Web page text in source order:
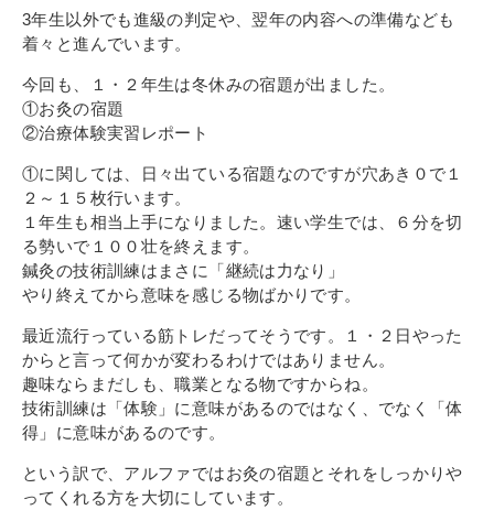
個人情報の取り扱いについて
1号館総合受付：〒194-0022 東京都町田市森野1-7-8
TEL：042-729-1026 (平日8時30分〜17時30分)
3年生以外でも進級の判定や、翌年の内容への準備なども
着々と進んでいます。
今回も、１・２年生は冬休みの宿題が出ました。
①お灸の宿題
②治療体験実習レポート
①に関しては、日々出ている宿題なのですが穴あき０で１
２～１５枚行います。
１年生も相当上手になりました。速い学生では、６分を切
る勢いで１００壮を終えます。
鍼灸の技術訓練はまさに「継続は力なり」
やり終えてから意味を感じる物ばかりです。
最近流行っている筋トレだってそうです。１・２日やった
からと言って何かが変わるわけではありません。
趣味ならまだしも、職業となる物ですからね。
技術訓練は「体験」に意味があるのではなく、でなく「体
得」に意味があるのです。
という訳で、アルファではお灸の宿題とそれをしっかりや
ってくれる方を大切にしています。